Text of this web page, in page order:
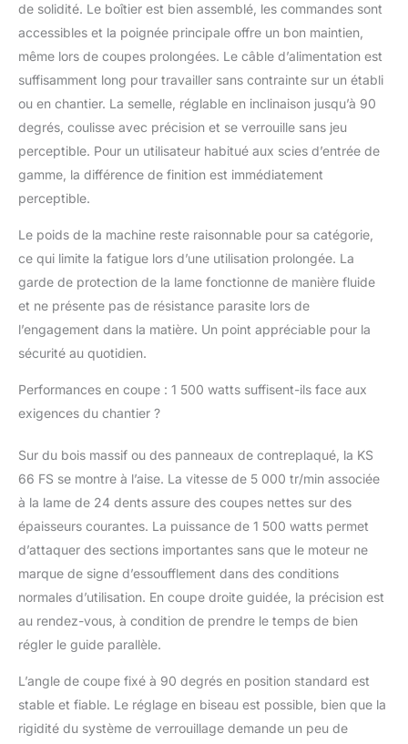
de solidité. Le boîtier est bien assemblé, les commandes sont
accessibles et la poignée principale offre un bon maintien,
même lors de coupes prolongées. Le câble d’alimentation est
suffisamment long pour travailler sans contrainte sur un établi
ou en chantier. La semelle, réglable en inclinaison jusqu’à 90
degrés, coulisse avec précision et se verrouille sans jeu
perceptible. Pour un utilisateur habitué aux scies d’entrée de
gamme, la différence de finition est immédiatement
perceptible.
Le poids de la machine reste raisonnable pour sa catégorie,
ce qui limite la fatigue lors d’une utilisation prolongée. La
garde de protection de la lame fonctionne de manière fluide
et ne présente pas de résistance parasite lors de
l’engagement dans la matière. Un point appréciable pour la
sécurité au quotidien.
Performances en coupe : 1 500 watts suffisent-ils face aux
exigences du chantier ?
Sur du bois massif ou des panneaux de contreplaqué, la KS
66 FS se montre à l’aise. La vitesse de 5 000 tr/min associée
à la lame de 24 dents assure des coupes nettes sur des
épaisseurs courantes. La puissance de 1 500 watts permet
d’attaquer des sections importantes sans que le moteur ne
marque de signe d’essoufflement dans des conditions
normales d’utilisation. En coupe droite guidée, la précision est
au rendez-vous, à condition de prendre le temps de bien
régler le guide parallèle.
L’angle de coupe fixé à 90 degrés en position standard est
stable et fiable. Le réglage en biseau est possible, bien que la
rigidité du système de verrouillage demande un peu de